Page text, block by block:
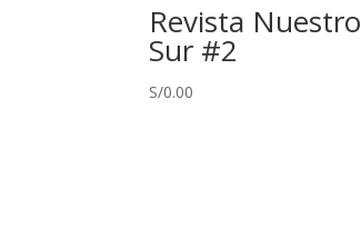
Revista Nuestro
Sur #2
S/0.00